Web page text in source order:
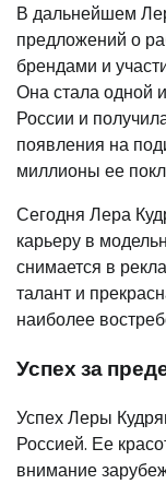
В дальнейшем
предложений о
брендами и
Она стала одной
России и
появления на
миллионы ее
Сегодня Лера
карьеру в
снимается в
талант и
наиболее
Успех за
Успех Леры
Россией. Ее
внимание